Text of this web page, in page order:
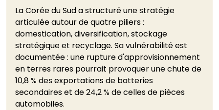
La Corée du Sud a structuré une stratégie
articulée autour de quatre piliers :
domestication, diversification, stockage
stratégique et recyclage. Sa vulnérabilité est
documentée : une rupture d'approvisionnement
en terres rares pourrait provoquer une chute de
10,8 % des exportations de batteries
secondaires et de 24,2 % de celles de pièces
automobiles.